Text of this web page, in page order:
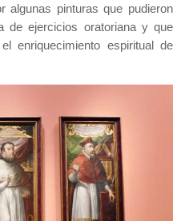
algunas pinturas que pudieron
de ejercicios oratoriana y que
enriquecimiento espiritual de